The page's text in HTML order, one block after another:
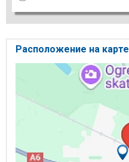
Расположение на карте